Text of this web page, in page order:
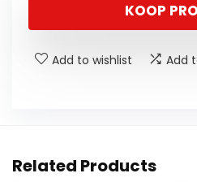
KOOP
Add to wishlist Add
Related Products